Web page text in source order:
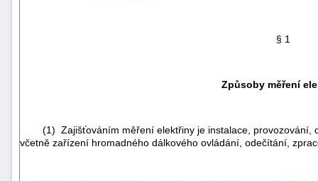
§ 1
Způsoby měření
(1) Zajišťováním měření elektřiny je instalace, provozování,
včetně zařízení hromadného dálkového ovládání, odečítání,
náhrady